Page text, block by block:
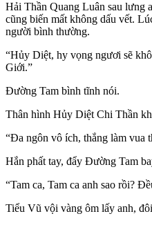
Hải Thần Quang Luân sau lưng
cũng biến mất không dấu vết.
người bình thường.
“Hủy Diệt, hy vọng ngươi sẽ
Giới.”
Đường Tam bình tĩnh nói.
Thân hình Hủy Diệt Chi Thần
“Đa ngôn vô ích, thắng làm vua
Hắn phất tay, đẩy Đường Tam
“Tam ca, Tam ca anh sao rồi?
Tiểu Vũ vội vàng ôm lấy anh,